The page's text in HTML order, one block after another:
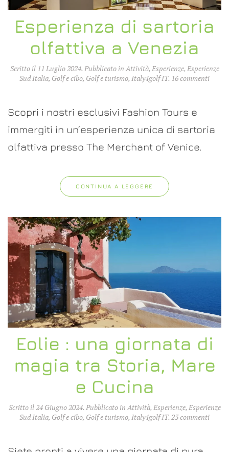
Esperienza di sartoria
olfattiva a Venezia
Scritto il 11 Luglio 2024. Pubblicato in Attività, Esperienze, Esperienze
Sud Italia, Golf e cibo, Golf e turismo, Italy4golf IT. 16 commentisu
a
Scopri i nostri esclusivi Fashion Tours e
immergiti in un’esperienza unica di sartoria
olfattiva presso The Merchant of Venice.
CONTINUA A LEGGERE
Eolie : una giornata di
magia tra Storia, Mare
e Cucina
Scritto il24 Giugno 2024. Pubblicato inAttività,Esperienze,Esperienze
Sud Italia, Golf e cibo, Golf e turismo,Italy4golf IT. 23 commentisu